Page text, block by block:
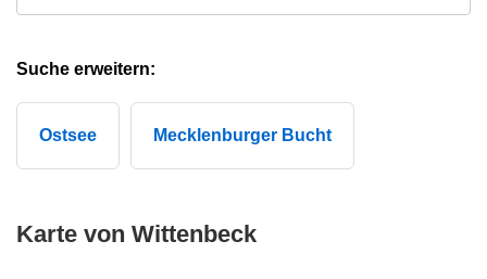
Suche erweitern:
Ostsee Mecklenburger Bucht
Karte von Wittenbeck